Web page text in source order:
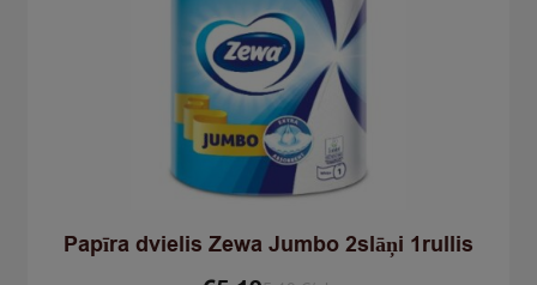
Papīra dvielis Zewa Jumbo 2slāņi 1rullis